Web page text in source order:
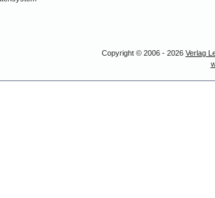
Copyright © 2006 - 2026 Verlag